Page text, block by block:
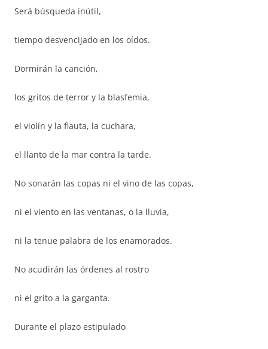
Será búsqueda inútil,
tiempo desvencijado en los oídos.
Dormirán la canción,
los gritos de terror y la blasfemia,
el violín y la flauta, la cuchara,
el llanto de la mar contra la tarde.
No sonarán las copas ni el vino de las copas,
ni el viento en las ventanas, o la lluvia,
ni la tenue palabra de los enamorados.
No acudirán las órdenes al rostro
ni el grito a la garganta.
Durante el plazo estipulado